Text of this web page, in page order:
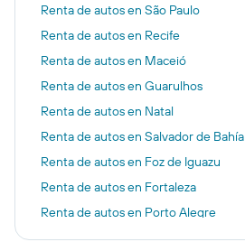
Renta de autos en São Paulo
Renta de autos en Recife
Renta de autos en Maceió
Renta de autos en Guarulhos
Renta de autos en Natal
Renta de autos en Salvador de Bahía
Renta de autos en Foz de Iguazu
Renta de autos en Fortaleza
Renta de autos en Porto Alegre
Renta de autos en Búzios